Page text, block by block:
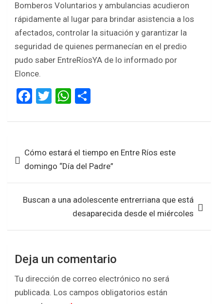
Bomberos Voluntarios y ambulancias acudieron
rápidamente al lugar para brindar asistencia a los
afectados, controlar la situación y garantizar la
seguridad de quienes permanecían en el predio
pudo saber EntreRíosYA de lo informado por
Elonce.
F
ce
o
o
k
T
tt
W
at
A
p
p
ar
de
entradas
Cómo estará el tiempo en Entre Ríos este
domingo “Día del Padre”
Buscan a una adolescente entrerriana que está
desaparecida desde el miércoles
Deja un comentario
Tu dirección de correo electrónico no será
publicada. Los campos obligatorios están